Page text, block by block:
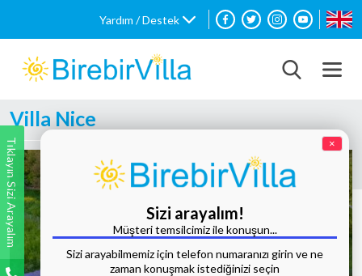
Yardım / Destek
Villa Nice
Tıklayın Sizi Arayalım ×
Sizi arayalım!
Müşteri temsilcimiz ile konuşun...
Sizi arayabilmemiz için telefon numaranızı girin ve ne
zaman konuşmak istediğinizi seçin